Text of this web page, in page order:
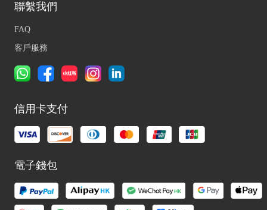
聯繫我們
FAQ
客戶服務
信用卡支付
電子錢包